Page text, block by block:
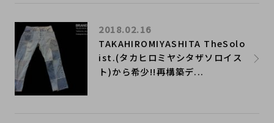
TAKAHIROMIYASHITA TheSolo
ist.(タカヒロミヤシタザソロイス
ト)から希少!!再構築デ...
2018.02.16